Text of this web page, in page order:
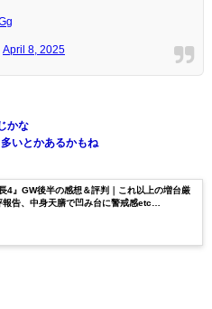
April 8, 2025
かな
いとかあるかもね
4』GW後半の感想＆評判｜これ以上の増台厳
報告、中身天膳で凹み台に警戒感etc…